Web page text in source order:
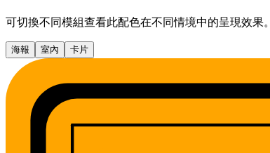
可切換不同模組查看此配色在不同情境中的呈現效果。
海報 室內 卡片